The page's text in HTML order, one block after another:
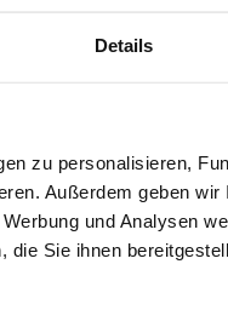
Details
zu personalisieren,
Außerdem geben
und Analysen
Sie ihnen